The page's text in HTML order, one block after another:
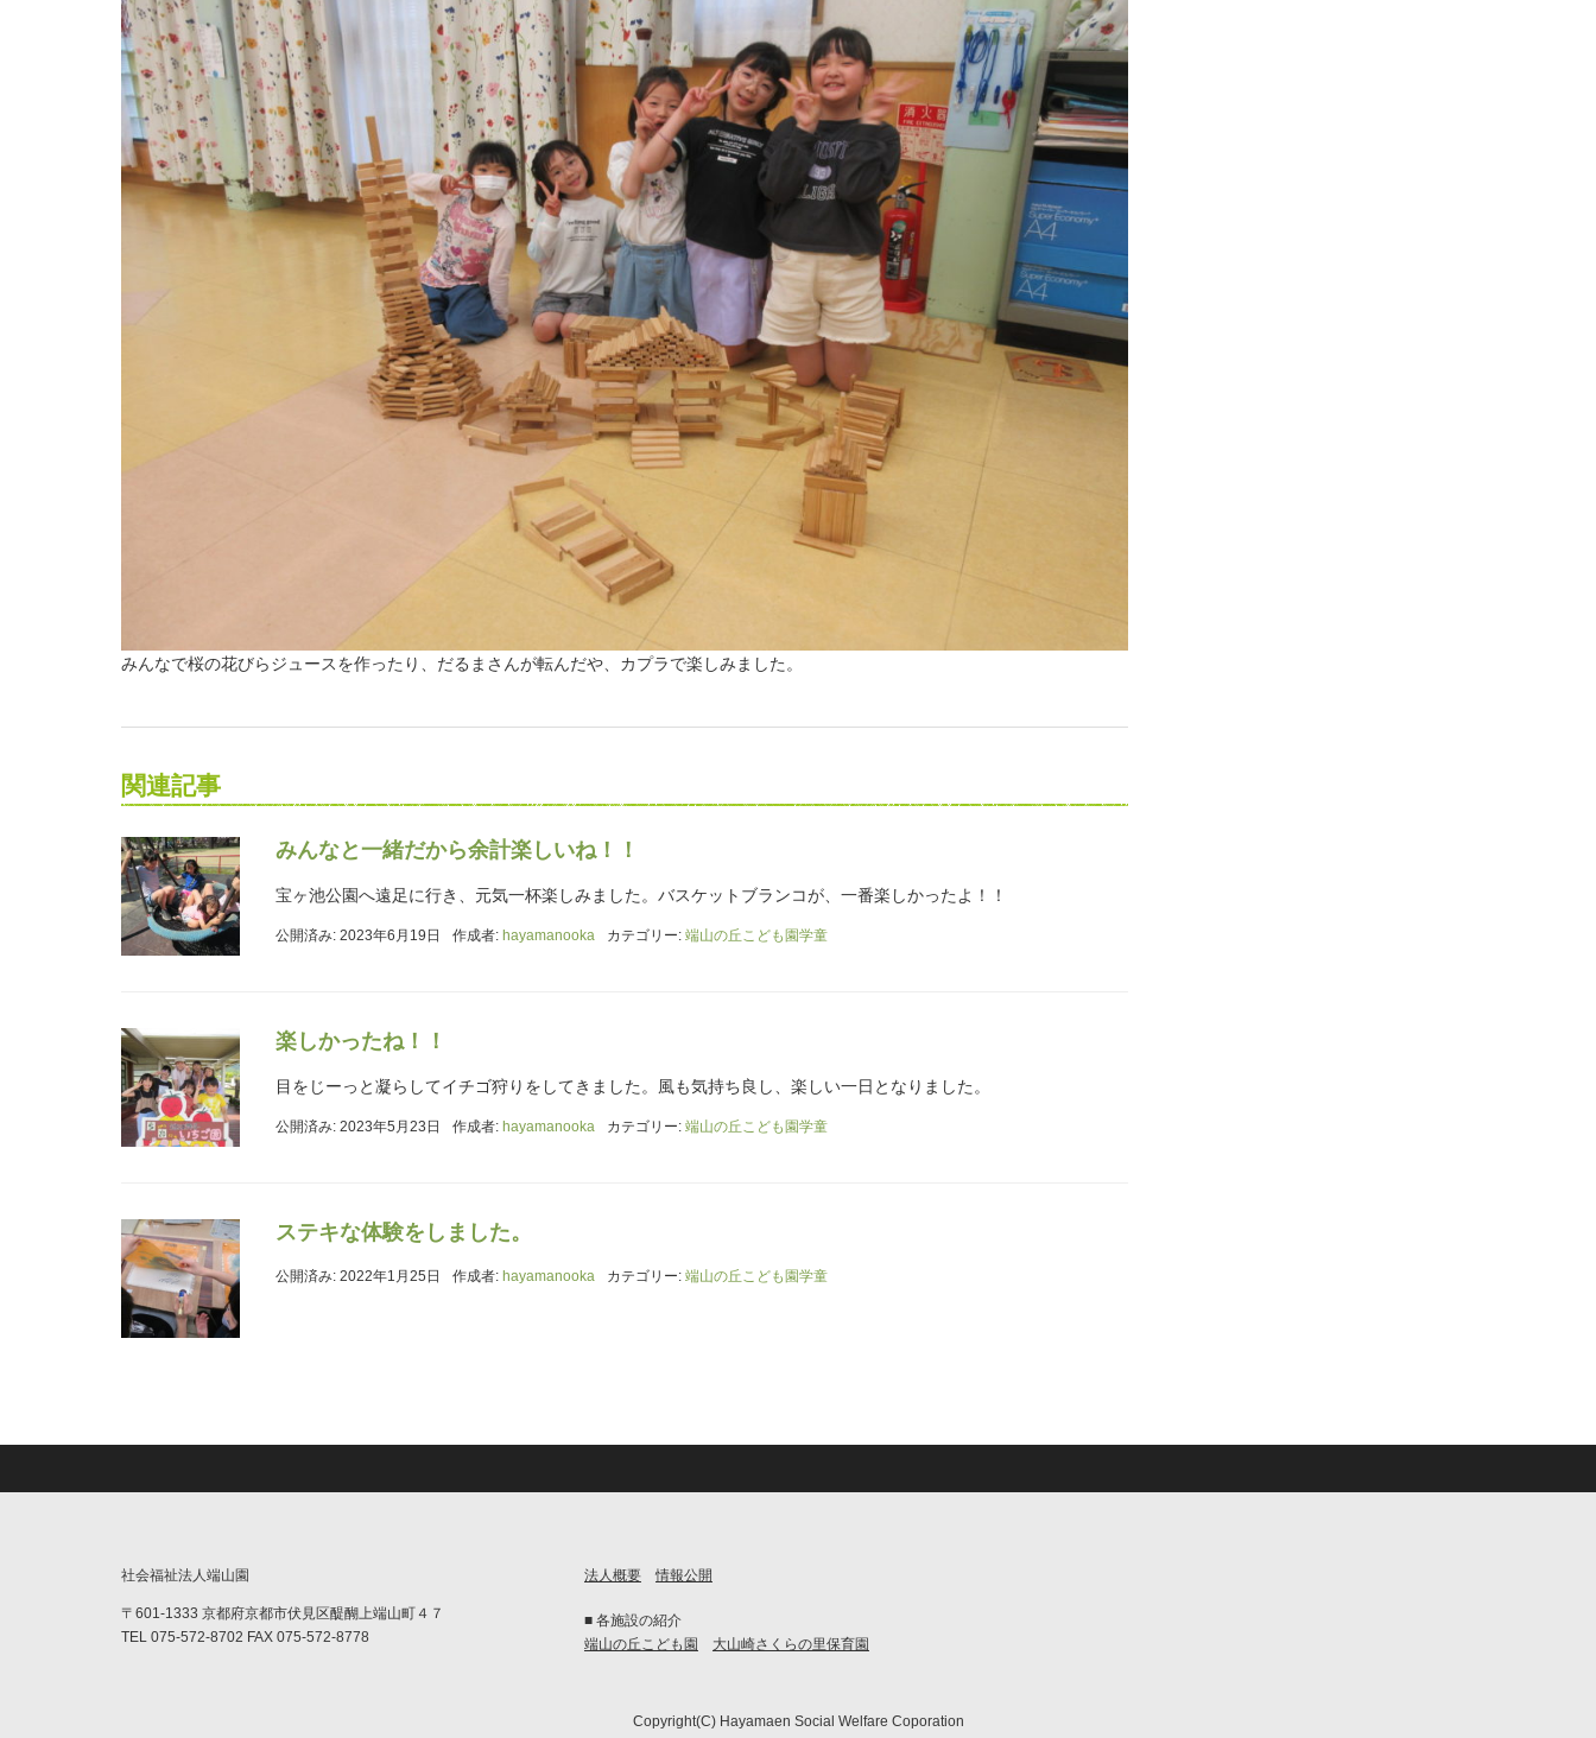
みんなで桜の花びらジュースを作ったり、だるまさんが転んだや、カプラで楽しみました。
関連記事
みんなと一緒だから余計楽しいね！！
宝ヶ池公園へ遠足に行き、元気一杯楽しみました。バスケットブランコが、一番楽しかったよ！！
公開済み: 2023年6月19日 作成者: hayamanooka カテゴリー: 端山の丘こども園学童
楽しかったね！！
目をじーっと凝らしてイチゴ狩りをしてきました。風も気持ち良し、楽しい一日となりました。
公開済み: 2023年5月23日 作成者: hayamanooka カテゴリー: 端山の丘こども園学童
ステキな体験をしました。
公開済み: 2022年1月25日 作成者: hayamanooka カテゴリー: 端山の丘こども園学童
社会福祉法人端山園
〒601-1333 京都府京都市伏見区醍醐上端山町４７
TEL 075-572-8702 FAX 075-572-8778
法人概要 情報公開
■ 各施設の紹介
端山の丘こども園
大山崎さくらの里保育園
Copyright(C) Hayamaen Social Welfare Coporation